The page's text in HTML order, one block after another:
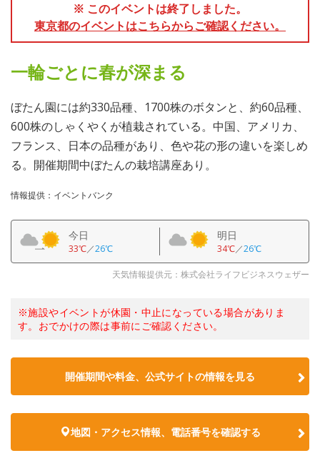
※ このイベントは終了しました。
東京都のイベントはこちらからご確認ください。
一輪ごとに春が深まる
ぼたん園には約330品種、1700株のボタンと、約60品種、
600株のしゃくやくが植栽されている。中国、アメリカ、
フランス、日本の品種があり、色や花の形の違いを楽しめ
る。開催期間中ぼたんの栽培講座あり。
情報提供：イベントバンク
今日
33℃／26℃
明日
34℃／26℃
天気情報提供元：株式会社ライフビジネスウェザー
※施設やイベントが休園・中止になっている場合がありま
す。おでかけの際は事前にご確認ください。
開催期間や料金、公式サイトの情報を見る
地図・アクセス情報、電話番号を確認する